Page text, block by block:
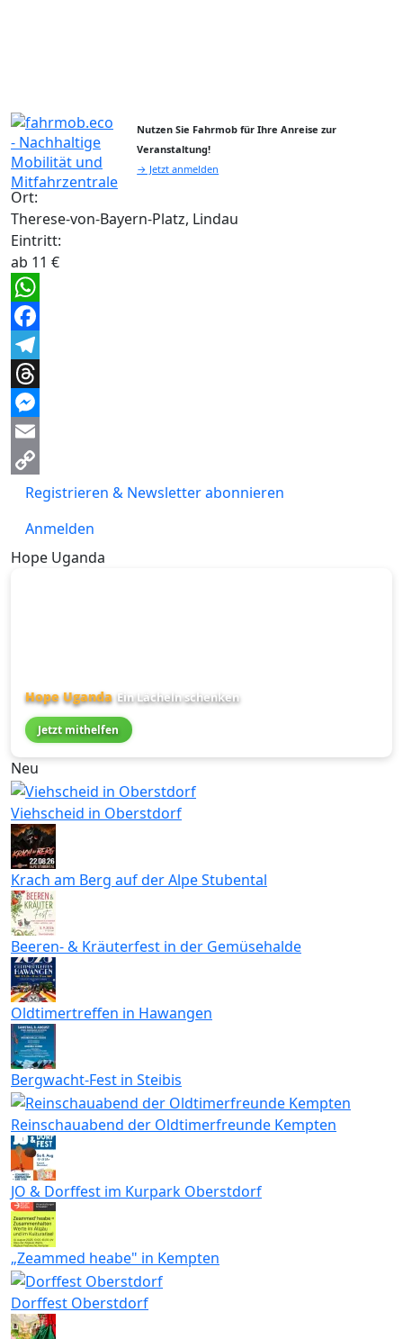
Nutzen Sie Fahrmob für Ihre Anreise zur
Veranstaltung!
→ Jetzt anmelden
Ort:
Therese-von-Bayern-Platz, Lindau
Eintritt:
ab 11 €
WhatsApp
Facebook
Telegram
Threads
Messenger
Email
Copy
Link
Registrieren & Newsletter abonnieren
Anmelden
Hope Uganda
Hope Uganda Ein Lächeln schenken
Jetzt mithelfen
Neu
Viehscheid in Oberstdorf
Krach am Berg auf der Alpe Stubental
Beeren- & Kräuterfest in der Gemüsehalde
Oldtimertreffen in Hawangen
Bergwacht-Fest in Steibis
Reinschauabend der Oldtimerfreunde Kempten
JO & Dorffest im Kurpark Oberstdorf
„Zeammed heabe" in Kempten
Dorffest Oberstdorf